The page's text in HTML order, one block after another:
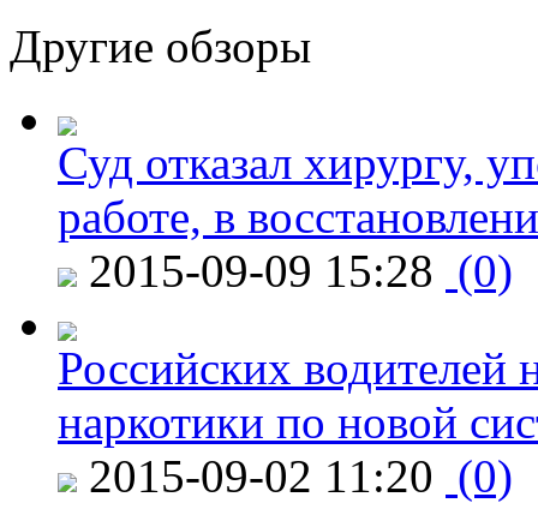
Другие обзоры
Суд отказал хирургу,
работе, в
2015-09-09 15:28 (0)
Российских водителей
наркотики по новой
2015-09-02 11:20 (0)